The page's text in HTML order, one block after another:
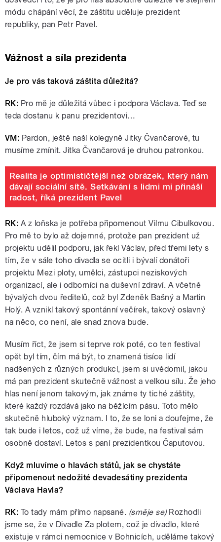
módu chápání věcí, že záštitu uděluje prezident
republiky, pan Petr Pavel.
Vážnost a síla prezidenta
Je pro vás taková záštita důležitá?
RK: Pro mě je důležitá vůbec i podpora Václava. Teď se
teda dostanu k panu prezidentovi…
VM: Pardon, ještě naší kolegyně Jitky Čvančarové, tu
musíme zmínit. Jitka Čvančarová je druhou patronkou.
Realita je optimističtější než obrázek, který nám
dávají sociální sítě. Setkávání s lidmi mi přináší
radost, říká prezident Pavel
RK: A z loňska je potřeba připomenout Vilmu Cibulkovou.
Pro mě to bylo až dojemné, protože pan prezident už
projektu udělil podporu, jak řekl Václav, před třemi lety s
tím, že v sále toho divadla se ocitli i bývalí donátoři
projektu Mezi ploty, umělci, zástupci neziskových
organizací, ale i odborníci na duševní zdraví. A včetně
bývalých dvou ředitelů, což byl Zdeněk Bašný a Martin
Holý. A vznikl takový spontánní večírek, takový oslavný
na něco, co není, ale snad znova bude.
Musím říct, že jsem si teprve rok poté, co ten festival
opět byl tím, čím má být, to znamená tisíce lidí
nadšených z různých produkcí, jsem si uvědomil, jakou
má pan prezident skutečně vážnost a velkou sílu. Že jeho
hlas není jenom takovým, jak známe ty tiché záštity,
které každý rozdává jako na běžícím pásu. Toto mělo
skutečně hluboký význam. I to, že se loni a doufejme, že
tak bude i letos, což už víme, že bude, na festival sám
osobně dostaví. Letos s paní prezidentkou Čaputovou.
Když mluvíme o hlavách států, jak se chystáte
připomenout nedožité devadesátiny prezidenta
Václava Havla?
RK: To tady mám přímo napsané. (směje se)Rozhodli
jsme se, že v Divadle Za plotem, což je divadlo, které
existuje v rámci nemocnice v Bohnicích, uděláme takový